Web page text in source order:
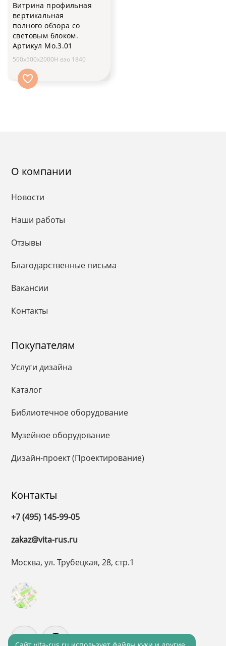
Витрина профильная
вертикальная
полного обзора со
световым блоком.
Артикул Мо.3.01
500х500х2000H вэо 1840
О компании
Новости
Наши работы
Отзывы
Благодарственные письма
Вакансии
Контакты
Покупателям
Услуги дизайна
Каталог
Библиотечное оборудование
Музейное оборудование
Дизайн-проект (Проектирование)
Контакты
+7 (495) 145-99-05
zakaz@vita-rus.ru
Москва, ул. Трубецкая, 28, стр.1